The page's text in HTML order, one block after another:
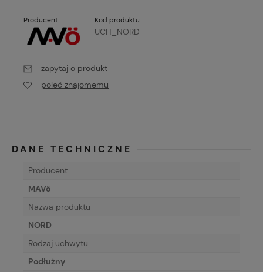
Producent: Kod produktu:
UCH_NORD
zapytaj o produkt
poleć znajomemu
DANE TECHNICZNE
Producent
MAVö
Nazwa produktu
NORD
Rodzaj uchwytu
Podłużny